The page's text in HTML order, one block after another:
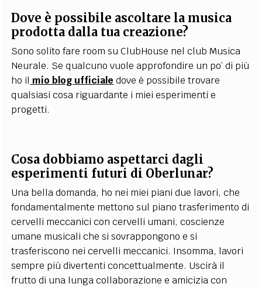
Dove è possibile ascoltare la musica
prodotta dalla tua creazione?
Sono solito fare room su ClubHouse nel club Musica
Neurale. Se qualcuno vuole approfondire un po’ di più
ho il mio blog ufficiale dove è possibile trovare
qualsiasi cosa riguardante i miei esperimenti e
progetti.
Cosa dobbiamo aspettarci dagli
esperimenti futuri di Oberlunar?
Una bella domanda, ho nei miei piani due lavori, che
fondamentalmente mettono sul piano trasferimento di
cervelli meccanici con cervelli umani, coscienze
umane musicali che si sovrappongono e si
trasferiscono nei cervelli meccanici. Insomma, lavori
sempre più divertenti concettualmente. Uscirà il
frutto di una lunga collaborazione e amicizia con